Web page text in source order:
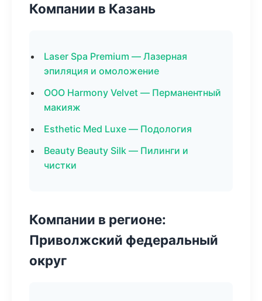
Компании в Казань
Laser Spa Premium — Лазерная
эпиляция и омоложение
ООО Harmony Velvet — Перманентный
макияж
Esthetic Med Luxe — Подология
Beauty Beauty Silk — Пилинги и
чистки
Компании в регионе:
Приволжский федеральный
округ